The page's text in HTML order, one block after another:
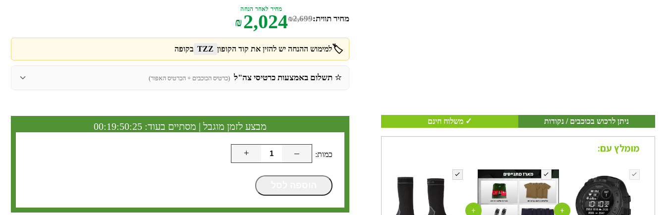
ניתן לרכוש בכוכבים / נקודות ✓ משלוח חינם
מומלץ עם:
+
+
מחיר תווית: ₪2,699
מחיר לאחר הנחה
₪2,024
🏷️למימוש ההנחה יש להזין את קוד הקופון TZZ בקופה
⭐ תשלום באמצעות כרטיסי צה"ל (כרטיס הכוכבים + הכרטיס האפור)
מבצע לזמן מוגבל | מסתיים בעוד: 00:19:50:25
–
+